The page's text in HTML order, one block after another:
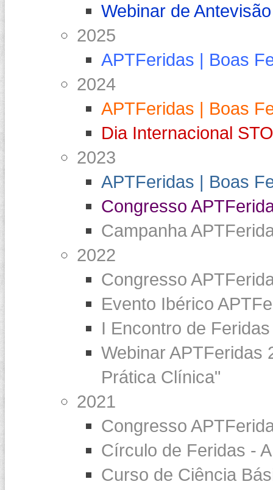
Webinar de
2025
APTFeridas | Boas
2024
APTFeridas | Boas
Dia Internacional
2023
APTFeridas | Boas
Congresso
Campanha
2022
Congresso
Evento Ibérico
I Encontro de
Webinar APTFeridas
Prática Clínica"
2021
Congresso
Círculo de Feridas -
Curso de Ciência